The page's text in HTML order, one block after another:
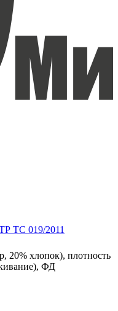
ТС 019/2011
20% хлопок), плотность
ФД